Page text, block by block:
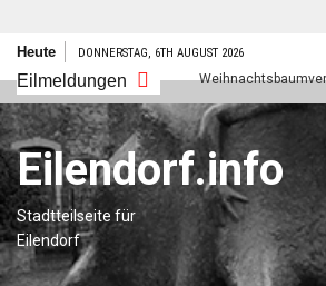
Zum
springen
Heute DONNERSTAG, 6TH AUGUST 2026
Eilmeldungen
neues Jahr
Eilendorf.info
Stadtteilseite für
Eilendorf